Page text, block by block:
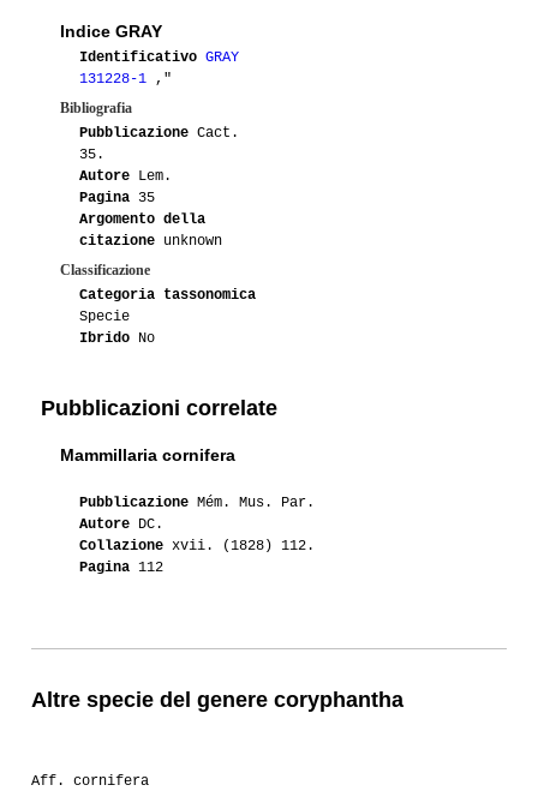
07-2014 Luca
07-2014 Lakota
02-2014 Lakota
01-2014 Lakota
09-2011
08-2010 Africanmind
Indice GRAY
Identificativo GRAY
131228-1 ,"
Bibliografia
Pubblicazione Cact.
35.
Autore Lem.
Pagina 35
Argomento della
citazione unknown
Classificazione
Categoria tassonomica
Specie
Ibrido No
Pubblicazioni correlate
Mammillaria cornifera
Pubblicazione Mém. Mus. Par.
Autore DC.
Collazione xvii. (1828) 112.
Pagina 112
Altre specie del genere coryphantha
Aff. cornifera